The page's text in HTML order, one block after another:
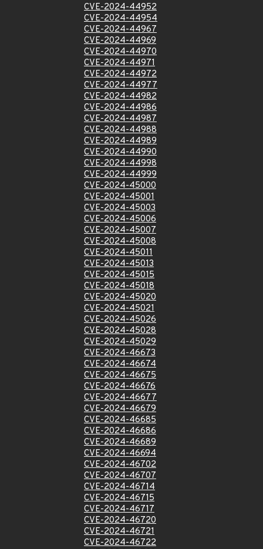
CVE-2024-44952
CVE-2024-44954
CVE-2024-44967
CVE-2024-44969
CVE-2024-44970
CVE-2024-44971
CVE-2024-44972
CVE-2024-44977
CVE-2024-44982
CVE-2024-44986
CVE-2024-44987
CVE-2024-44988
CVE-2024-44989
CVE-2024-44990
CVE-2024-44998
CVE-2024-44999
CVE-2024-45000
CVE-2024-45001
CVE-2024-45003
CVE-2024-45006
CVE-2024-45007
CVE-2024-45008
CVE-2024-45011
CVE-2024-45013
CVE-2024-45015
CVE-2024-45018
CVE-2024-45020
CVE-2024-45021
CVE-2024-45026
CVE-2024-45028
CVE-2024-45029
CVE-2024-46673
CVE-2024-46674
CVE-2024-46675
CVE-2024-46676
CVE-2024-46677
CVE-2024-46679
CVE-2024-46685
CVE-2024-46686
CVE-2024-46689
CVE-2024-46694
CVE-2024-46702
CVE-2024-46707
CVE-2024-46714
CVE-2024-46715
CVE-2024-46717
CVE-2024-46720
CVE-2024-46721
CVE-2024-46722